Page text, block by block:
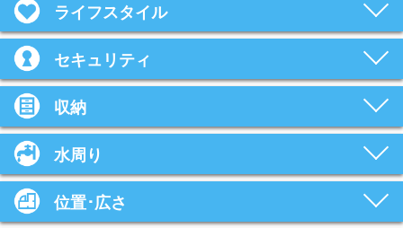
ライフスタイル
セキュリティ
収納
水周り
位置･広さ